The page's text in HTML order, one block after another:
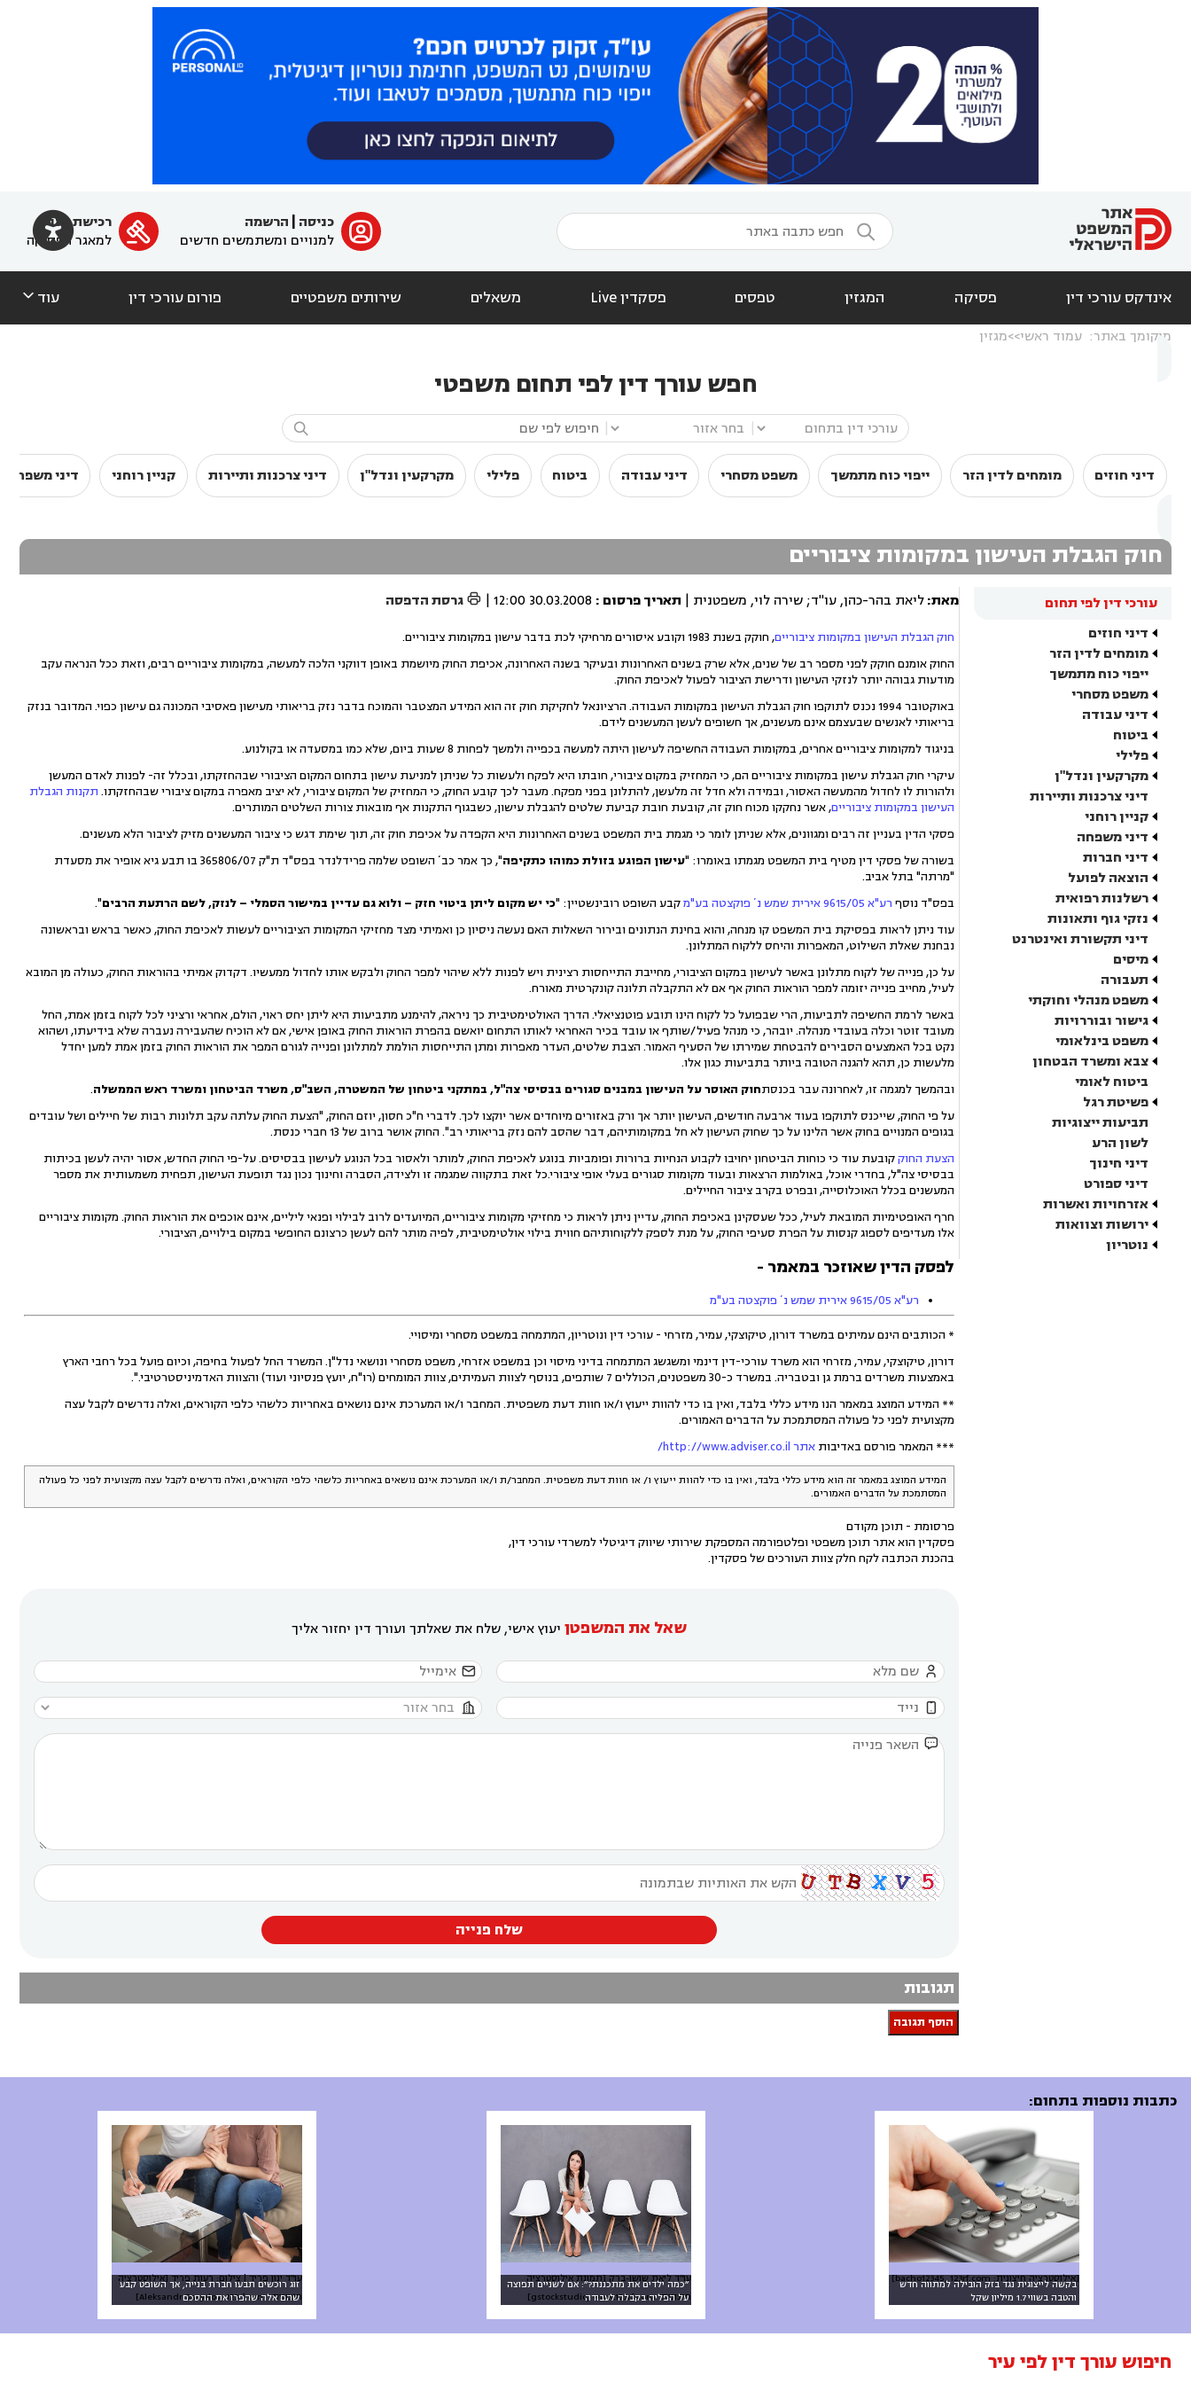
  ﱐ כניסה
הרשמה
למנויים ומשתמשים חדשים

רכישת מנוי
למאגר הפסיקה
אינדקס עורכי דין פסיקה המגזין טפסים פסקדין Live משאלים שירותים משפטיים פורום עורכי דין עוד 
מיקומך באתר: עמוד ראשי מגזין
חפש עורך דין לפי תחום משפטי

דיני חוזים מומחים לדין הזר ייפוי כוח מתמשך משפט מסחרי דיני עבודה ביטוח פלילי מקרקעין ונדל"ן דיני צרכנות ותיירות קניין רוחני דיני משפחה
חוק הגבלת העישון במקומות ציבוריים
עורכי דין לפי תחום
דיני חוזים
מומחים לדין הזר
ייפוי כוח מתמשך
משפט מסחרי
דיני עבודה
ביטוח
פלילי
מקרקעין ונדל"ן
דיני צרכנות ותיירות
קניין רוחני
דיני משפחה
דיני חברות
הוצאה לפועל
רשלנות רפואית
נזקי גוף ותאונות
דיני תקשורת ואינטרנט
מיסים
תעבורה
משפט מנהלי וחוקתי
גישור ובוררויות
משפט בינלאומי
צבא ומשרד הבטחון
ביטוח לאומי
פשיטת רגל
תביעות ייצוגיות
לשון הרע
דיני חינוך
דיני ספורט
אזרחויות ואשרות
ירושות וצוואות
נוטריון
מאת:ליאת בהר-כהן, עו"ד; שירה לוי, משפטנית | תאריך פרסום :
30.03.2008 12:00
|
 גרסת הדפסה
חוק הגבלת העישון במקומות ציבוריים, חוקק בשנת 1983 וקובע איסורים מרחיקי לכת בדבר עישון במקומות ציבוריים.
החוק אומנם חוקק לפני מספר רב של שנים, אלא שרק בשנים האחרונות ובעיקר בשנה האחרונה, אכיפת החוק מיושמת באופן דווקני הלכה למעשה, במקומות ציבוריים רבים, וזאת ככל הנראה עקב
מודעות גבוהה יותר לנזקי העישון ודרישת הציבור לפעול לאכיפת החוק.
באוקטובר 1994 נכנס לתוקפו חוק הגבלת העישון במקומות העבודה. הרציונאל לחקיקת חוק זה הוא המידע המצטבר והמוכח בדבר נזק בריאותי מעישון פאסיבי המכונה גם עישון כפוי. המדובר בנזק
בריאותי לאנשים שבעצמם אינם מעשנים, אך חשופים לעשן המעשנים לידם.
בניגוד למקומות ציבוריים אחרים, במקומות העבודה החשיפה לעישון היתה למעשה בכפייה ולמשך לפחות 8 שעות ביום, שלא כמו במסעדה או בקולנוע.
עיקרי חוק הגבלת עישון במקומות ציבוריים הם, כי המחזיק במקום ציבורי, חובתו היא לפקח ולעשות כל שניתן למניעת עישון בתחום המקום הציבורי שבהחזקתו, ובכלל זה- לפנות לאדם המעשן
ולהורות לו לחדול מהמעשה האסור, ובמידה ולא חדל זה מלעשן, להתלונן בפני מפקח. מעבר לכך קובע החוק, כי המחזיק של המקום ציבורי, לא יציב מאפרה במקום ציבורי שבהחזקתו. תקנות הגבלת
העישון במקומות ציבוריים, אשר נחקקו מכוח חוק זה, קובעת חובת קביעת שלטים להגבלת עישון, כשבגוף התקנות אף מובאות צורות השלטים המותרים.
פסקי הדין בעניין זה רבים ומגוונים, אלא שניתן לומר כי מגמת בית המשפט בשנים האחרונות היא הקפדה על אכיפת חוק זה, תוך שימת דגש כי ציבור המעשנים מזיק לציבור הלא מעשנים.
בשורה של פסקי דין מטיף בית המשפט מגמתו באומרו: "עישון הפוגע בזולת כמוהו כתקיפה
", כך אמר כב´ השופט שלמה פרידלנדר בפס"ד ת"ק 365806/07 בו תבע גיא אופיר את מסעדת
"מרתה" בתל אביב.
בפס"ד נוסף רע"א 9615/05 אירית שמש נ´ פוקצטה בע"מ קבע השופט רובינשטיין: "כי יש מקום ליתן ביטוי חזק – ולוא גם עדיין במישור הסמלי – לנזק, לשם הרתעת הרבים".
עוד ניתן לראות בפסיקת בית המשפט קו מנחה, והוא בחינת הנתונים ובירור השאלות האם נעשה ניסיון כן ואמיתי מצד מחזיקי המקומות הציבוריים לעשות לאכיפת החוק, כאשר בראש ובראשונה
נבחנת שאלת השילוט, המאפרות והיחס ללקוח המתלונן.
על כן, פנייה של לקוח מתלונן באשר לעישון במקום הציבורי, מחייבת התייחסות רצינית ויש לפנות ללא שיהוי למפר החוק ולבקש אותו לחדול ממעשיו. דקדוק אמיתי בהוראות החוק, כעולה מן המובא
לעיל, מחייב פנייה יזומה למפר הוראות החוק אף אם לא התקבלה תלונה קונקרטית מאורח.
באשר לרמת החשיפה לתביעות, הרי שבפועל כל לקוח הינו תובע פוטנציאלי. הדרך האולטימטיבית כך ניראה, להימנע מתביעות היא ליתן יחס ראוי, הולם, אחראי ורציני לכל לקוח בזמן אמת, החל
מעובד זוטר וכלה בעובדי מנהלה. יובהר, כי מנהל פעיל/שותף או עובד בכיר האחראי לאותו התחום יואשם בהפרת הוראות החוק באופן אישי, אם לא הוכיח שהעבירה נעברה שלא בידיעתו, ושהוא
נקט בכל האמצעים הסבירים להבטחת שמירתו של הסעיף האמור. הצבת שלטים, העדר מאפרות ומתן התייחסות הולמת למתלונן ופנייה לגורם המפר את הוראות החוק בזמן אמת למען יחדל
מלעשות כן, תהא להגנה הטובה ביותר בתביעות כגון אלו.
ובהמשך למגמה זו, לאחרונה עבר בכנסתחוק האוסר על העישון במבנים סגורים בבסיסי צה"ל, במתקני ביטחון של המשטרה, השב"ס, משרד הביטחון ומשרד ראש הממשלה.
על פי החוק, שייכנס לתוקפו בעוד ארבעה חודשים, העישון יותר אך ורק באזורים מיוחדים אשר יוקצו לכך. לדברי ח"כ חסון, יוזם החוק, "הצעת החוק עלתה עקב תלונות רבות של חיילים ושל עובדים
בגופים המנויים בחוק אשר הלינו על כך שחוק העישון לא חל במקומותיהם, דבר שהסב להם נזק בריאותי רב". החוק אושר ברוב של 13 חברי כנסת.
הצעת החוקקובעת עוד כי כוחות הביטחון יחויבו לקבוע הנחיות ברורות ופומביות בנוגע לאכיפת החוק, למותר ולאסור בכל הנוגע לעישון בבסיסים. על-פי החוק החדש, אסור יהיה לעשן בכיתות
בבסיסי צה"ל, בחדרי אוכל, באולמות הרצאות ובעוד מקומות סגורים בעלי אופי ציבורי.כל זאת בתקווה שמגמה זו ולצידה, הסברה וחינוך נכון נגד תופעת העישון, תפחית משמעותית את מספר
המעשנים בכלל האוכלוסייה, ובפרט בקרב ציבור החיילים.
חרף האופטימיות המובאת לעיל, ככל שעסקינן באכיפת החוק, עדיין ניתן לראות כי מחזיקי מקומות ציבוריים, המיועדים לרוב לבילוי ופנאי ליליים, אינם אוכפים את הוראות החוק. מקומות ציבוריים
אלו מעדיפים לספוג קנסות על הפרת סעיפי החוק, על מנת לספק ללקוחותיהם חווית בילוי אולטימטיבית, לפיה מותר להם לעשן כרצונם החופשי במקום בילויים, הציבורי.
לפסק הדין שאוזכר במאמר -
רע"א 9615/05 אירית שמש נ´ פוקצטה בע"מ
* הכותבים הינם עמיתים במשרד דורון, טיקוצקי, עמיר, מזרחי - עורכי דין ונוטריון, המתמחה במשפט מסחרי ומיסויי.
דורון, טיקוצקי, עמיר, מזרחי הוא משרד עורכי-דין דינמי ומשגשג המתמחה בדיני מיסוי וכן במשפט אזרחי, משפט מסחרי ונושאי נדל"ן. המשרד החל לפעול בחיפה, וכיום פועל בכל רחבי הארץ
באמצעות משרדים ברמת גן ובטבריה. במשרד כ-30 משפטנים, הכוללים 7 שותפים, בנוסף לצוות העמיתים, צוות המומחים (רו"ח, יועץ פנסיוני ועוד) והצוות האדמיניסטרטיבי.".
** המידע המוצג במאמר הנו מידע כללי בלבד, ואין בו כדי להוות ייעוץ ו/או חוות דעת משפטית. המחבר ו/או המערכת אינם נושאים באחריות כלשהי כלפי הקוראים, ואלה נדרשים לקבל עצה
מקצועית לפני כל פעולה המסתמכת על הדברים האמורים.
*** המאמר פורסם באדיבות אתר http://www.adviser.co.il/
המידע המוצג במאמר זה הוא מידע כללי בלבד, ואין בו כדי להוות ייעוץ ו/ או חוות דעת משפטית. המחבר/ת ו/או המערכת אינם נושאים באחריות כלשהי כלפי הקוראים, ואלה נדרשים לקבל עצה מקצועית לפני כל פעולה
המסתמכת על הדברים האמורים.
פרסומת - תוכן מקודם
פסקדין הוא אתר תוכן משפטי ופלטפורמה המספקת שירותי שיווק דיגיטלי למשרדי עורכי דין,
בהכנת הכתבה לקח חלק צוות העורכים של פסקדין.
שאל את המשפטן יעוץ אישי, שלח את שאלתך ועורך דין יחזור אליך





שלח פנייה
תגובות
הוסף תגובה
כתבות נוספות בתחום:
בקשה לייצוגית נגד בזק הובילה למתווה חדש
והטבה בשווי 1.7 מיליון שקל
[אילוסטרציה חיצונית: bacho12345, 123rf.com]
״כמה ילדים את מתכננת?״: אם לשניים תפוצה
על הפליה בקבלה לעבודה
עו"ד ליאת שושן-ברק [תמונת אילוסטרציה
חיצונית: gstockstudio, www.123rf.com]
זוג רוכשים תבעו חברת בנייה, אך השופט קבע
שהם אלה שהפרו את ההסכם
עו"ד ינון פריד | צילום: רעות פריד [אילוסטרציה
חיצונית: Aleksandr Davydov, 123rf.com]
חיפוש עורך דין לפי עיר